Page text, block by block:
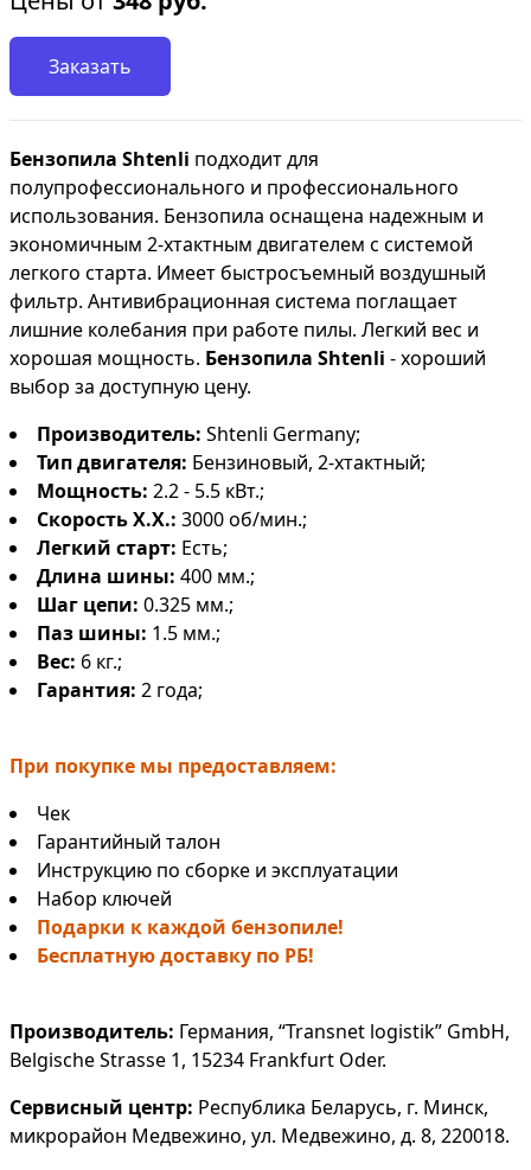
Заказать
Бензопила Shtenli подходит для
полупрофессионального и профессионального
использования. Бензопила оснащена надежным и
экономичным 2-хтактным двигателем с системой
легкого старта. Имеет быстросъемный воздушный
фильтр. Антивибрационная система поглащает
лишние колебания при работе пилы. Легкий вес и
хорошая мощность. Бензопила Shtenli - хороший
выбор за доступную цену.
Производитель: Shtenli Germany;
Тип двигателя: Бензиновый, 2-хтактный;
Мощность: 2.2 - 5.5 кВт.;
Скорость Х.Х.: 3000 об/мин.;
Легкий старт: Есть;
Длина шины: 400 мм.;
Шаг цепи: 0.325 мм.;
Паз шины: 1.5 мм.;
Вес: 6 кг.;
Гарантия: 2 года;
При покупке мы предоставляем:
Чек
Гарантийный талон
Инструкцию по сборке и эксплуатации
Набор ключей
Подарки к каждой бензопиле!
Бесплатную доставку по РБ!
Производитель: Германия, “Transnet logistik” GmbH,
Belgische Strasse 1, 15234 Frankfurt Oder.
Сервисный центр: Республика Беларусь, г. Минск,
микрорайон Медвежино, ул. Медвежино, д. 8, 220018.